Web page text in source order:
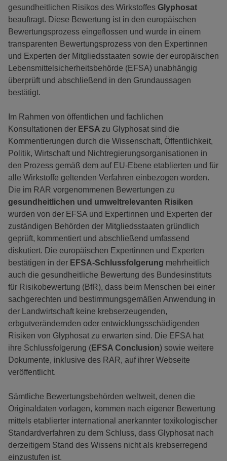
gesundheitlichen Risikos des Wirkstoffes Glyphosat
beauftragt. Diese Bewertung ist in den europäischen
Bewertungsprozess eingeflossen und wurde in einem
transparenten Bewertungsprozess von den Expertinnen
und Experten der Mitgliedsstaaten sowie der europäischen
Lebensmittelsicherheitsbehörde (EFSA) unabhängig
überprüft und abschließend in den Grundaussagen
bestätigt.
Im Rahmen von öffentlichen und fachlichen
Konsultationen der EFSA zu Glyphosat sind die
Kommentierungen durch die Wissenschaft, Öffentlichkeit,
Politik, Wirtschaft und Nichtregierungsorganisationen in
den Prozess gemäß dem auf EU-Ebene etablierten und für
alle Wirkstoffe geltenden Verfahren einbezogen worden.
Die im RAR vorgenommenen Bewertungen zu
gesundheitlichen und umweltrelevanten Risiken
wurden von der EFSA und Expertinnen und Experten der
zuständigen Behörden der Mitgliedsstaaten gründlich
geprüft, kommentiert und abschließend umfassend
diskutiert. Die europäischen Expertinnen und Experten
bestätigen in der EFSA-Schlussfolgerung mehrheitlich
auch die gesundheitliche Bewertung des Bundesinstituts
für Risikobewertung (BfR), dass beim Menschen bei einer
sachgerechten und bestimmungsgemäßen Anwendung in
der Landwirtschaft keine krebserzeugenden,
erbgutverändernden oder entwicklungsschädigenden
Risiken von Glyphosat zu erwarten sind. Die EFSA hat
ihre Schlussfolgerung (EFSA Conclusion) sowie weitere
Dokumente, inklusive des RAR, auf ihrer Webseite
veröffentlicht.
Sämtliche Bewertungsbehörden weltweit, denen die
Originaldaten vorlagen, kommen nach eigener Bewertung
mittels etablierter international anerkannter toxikologischer
Standardverfahren zu dem Schluss, dass Glyphosat nach
derzeitigem Stand des Wissens nicht als krebserregend
einzustufen ist.